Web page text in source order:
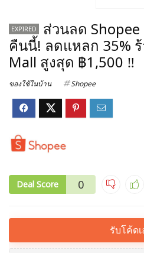
EXPIRED
ส่วนลด Shopee
คืนนี้! ลดแหลก 35%
Mall สูงสุด ฿1,500 ‼️
ของใช้ในบ้าน Shopee
Deal Score 0
รับโค้ดเ